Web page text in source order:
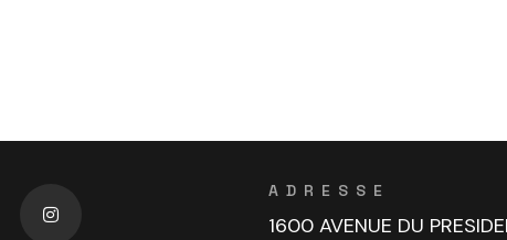
ADRESSE
1600 AVENUE DU